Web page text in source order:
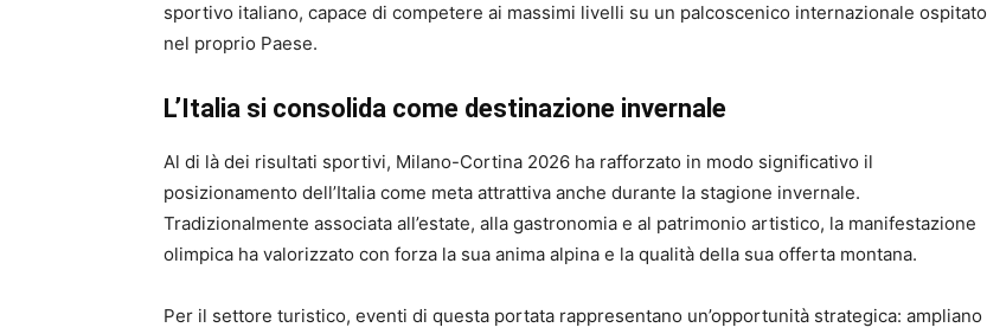
sportivo italiano, capace di competere ai massimi livelli su un palcoscenico internazionale ospitato
nel proprio Paese.
L’Italia si consolida come destinazione invernale
Al di là dei risultati sportivi, Milano-Cortina 2026 ha rafforzato in modo significativo il
posizionamento dell’Italia come meta attrattiva anche durante la stagione invernale.
Tradizionalmente associata all’estate, alla gastronomia e al patrimonio artistico, la manifestazione
olimpica ha valorizzato con forza la sua anima alpina e la qualità della sua offerta montana.
Per il settore turistico, eventi di questa portata rappresentano un’opportunità strategica: ampliano